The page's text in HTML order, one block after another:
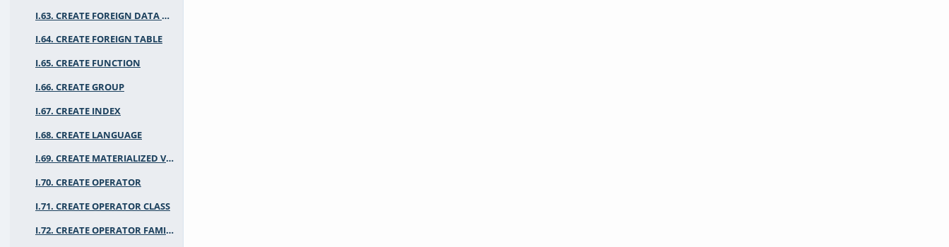
I.63. CREATE FOREIGN DATA WRAPPER
I.64. CREATE FOREIGN TABLE
I.65. CREATE FUNCTION
I.66. CREATE GROUP
I.67. CREATE INDEX
I.68. CREATE LANGUAGE
I.69. CREATE MATERIALIZED VIEW
I.70. CREATE OPERATOR
I.71. CREATE OPERATOR CLASS
I.72. CREATE OPERATOR FAMILY